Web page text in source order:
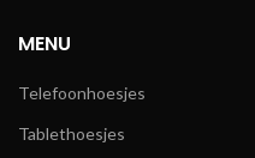
MENU
Telefoonhoesjes
Tablethoesjes